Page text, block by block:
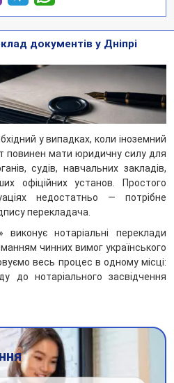
документів у Дніпрі
у випадках, коли іноземний
повинен мати юридичну силу для
судів, навчальних закладів,
офіційних установ. Простого
недостатньо — потрібне
перекладача.
виконує нотаріальні переклади
чинних вимог українського
весь процес в одному місці:
до нотаріального засвідчення